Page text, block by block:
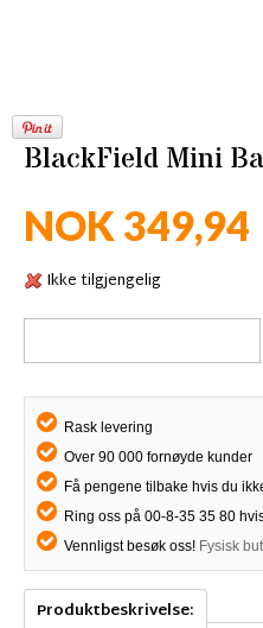
BlackField Mini
NOK 349,94
Ikke tilgjengelig
Rask levering
Over 90 000 fornøyde kunder
Få pengene tilbake hvis du
Ring oss på 00-8-35 35 80
Vennligst besøk oss! Fysisk
Produktbeskrivelse: